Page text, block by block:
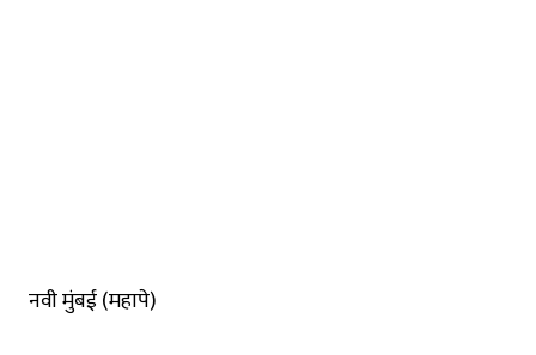
नवी मुंबई (महापे)